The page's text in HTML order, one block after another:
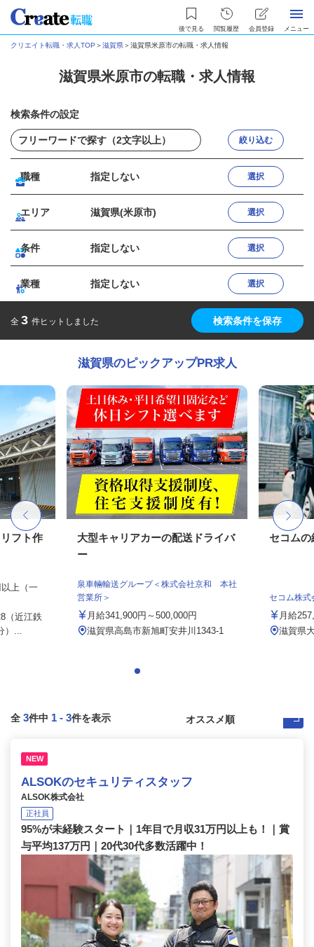
後で見る 閲覧履歴 会員登録 メニュー
クリエイト転職・求人TOP ＞滋賀県＞滋賀県米原市の転職・求人情報
滋賀県米原市の転職・求人情報
検索条件の設定
絞り込む
職種 指定しない 選択
エリア 滋賀県(米原市) 選択
条件 指定しない 選択
業種 指定しない 選択
全 3 件ヒットしました 検索条件を保存
滋賀県のピックアップPR求人
フト作
上（一
（近江鉄
...
大型キャリアカーの配送ドライバ
ー
泉車輛輸送グループ＜株式会社京和 本社
営業所＞
月給341,900円～500,000円
滋賀県高島市新旭町安井川1343-1
セコムの
セコム株式
月給
滋賀県
全 3件中 1 - 3件を表示
NEW
ALSOKのセキュリティスタッフ
ALSOK株式会社
正社員
95%が未経験スタート｜1年目で月収31万円以上も！｜賞
与平均137万円｜20代30代多数活躍中！